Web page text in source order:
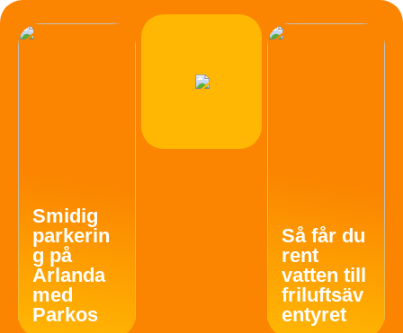
Smidig
parkerin
g på
Arlanda
med
Parkos
Så får du
rent
vatten till
friluftsäv
entyret